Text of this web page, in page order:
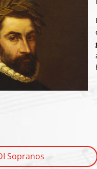
Sopranos